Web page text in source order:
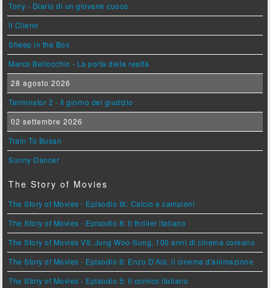
Tony - Diario di un giovane cuoco
Il Cileno
Sheep in the Box
Marco Bellocchio - La porta della realtà
28 agosto 2026
Terminator 2 - Il giorno del giudizio
02 settembre 2026
Train To Busan
Sunny Dancer
The Story of Movies
The Story of Movies - Episodio IX: Calcio e campioni
The Story of Movies - Episodio 8: Il thriller italiano
The Story of Movies VII: Jung Woo-Sung, 100 anni di cinema coreano
The Story of Movies - Episodio 6: Enzo D'Alò, il cinema d'animazione
The Story of Movies - Episodio 5: Il comico italiano